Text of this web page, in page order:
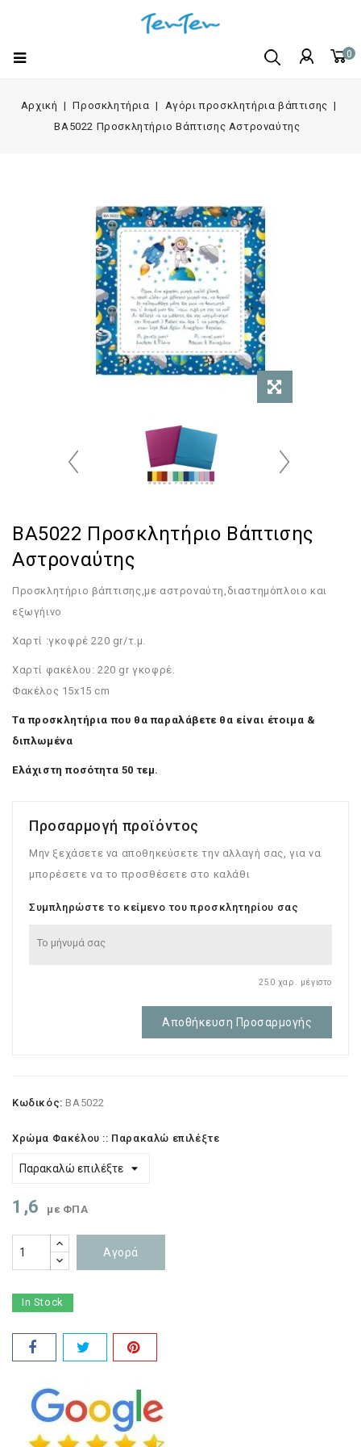
0
Αρχική Προσκλητήρια
Αγόρι προσκλητήρια βάπτισης
BA5022 Προσκλητήριο Βάπτισης Αστροναύτης
BA5022 Προσκλητήριο Βάπτισης
Αστροναύτης
Προσκλητήριο βάπτισης,με αστροναύτη,διαστημόπλοιο και
εξωγήινο
Χαρτί :γκοφρέ 220 gr/τ.μ.
Χαρτί φακέλου: 220 gr γκοφρέ.
Φακέλος 15x15 cm
Τα προσκλητήρια που θα παραλάβετε θα είναι έτοιμα &
διπλωμένα
Ελάχιστη ποσότητα 50 τεμ.
Προσαρμογή προϊόντος
Μην ξεχάσετε να αποθηκεύσετε την αλλαγή σας, για να
μπορέσετε να το προσθέσετε στο καλάθι
Συμπληρώστε το κείμενο του προσκλητηρίου σας
250 χαρ. μέγιστο
Αποθήκευση Προσαρμογής
Κωδικός: BA5022
Χρώμα Φακέλου :: Παρακαλώ επιλέξτε
1,6 με ΦΠΑ
Αγορά
In Stock